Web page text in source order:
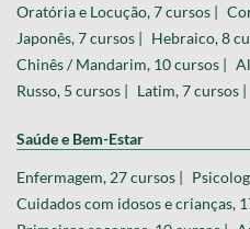
Oratória e Locução, 7 cursos |
Japonês, 7 cursos | Hebraico, 8
Chinês / Mandarim, 10 cursos |
Russo, 5 cursos | Latim, 7 cursos |
Saúde e Bem-Estar
Enfermagem, 27 cursos |
Cuidados com idosos e crianças,